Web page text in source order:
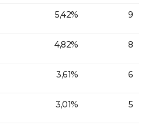
5,42% 9
4,82% 8
3,61% 6
3,01% 5